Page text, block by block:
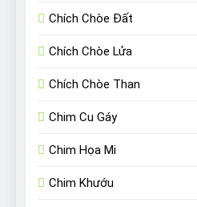
Chích Chòe Đất
Chích Chòe Lửa
Chích Chòe Than
Chim Cu Gáy
Chim Họa Mi
Chim Khướu